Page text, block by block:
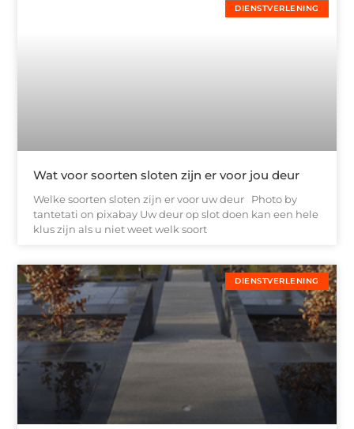
DIENSTVERLENING
Wat voor soorten sloten zijn er voor jou deur
Welke soorten sloten zijn er voor uw deur ‍Photo by
tantetati on pixabay Uw deur op slot doen kan een hele
klus zijn als u niet weet welk soort
DIENSTVERLENING